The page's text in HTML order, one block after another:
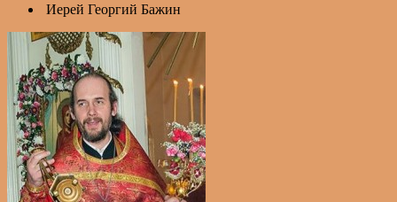
Иерей Георгий Бажин